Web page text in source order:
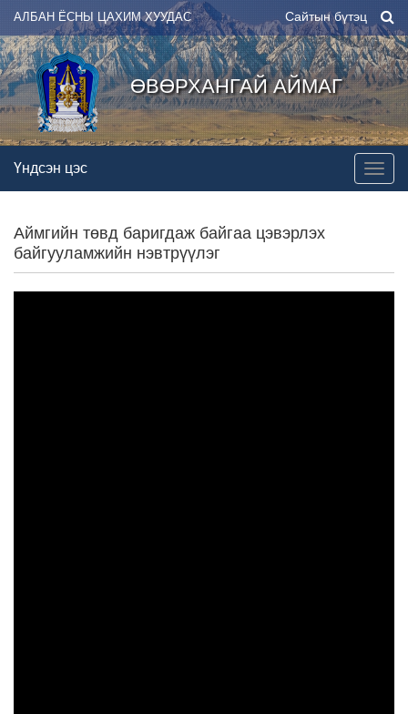
АЛБАН ЁСНЫ ЦАХИМ ХУУДАС Сайтын бүтэц
ӨВӨРХАНГАЙ АЙМАГ
Үндсэн цэс
Аймгийн төвд баригдаж байгаа цэвэрлэх
байгууламжийн нэвтрүүлэг